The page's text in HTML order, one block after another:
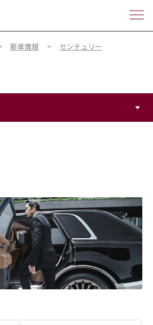
新車情報
センチュリー